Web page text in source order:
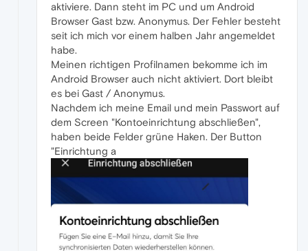
aktiviere. Dann steht im PC und um Android
Browser Gast bzw. Anonymus. Der Fehler besteht
seit ich mich vor einem halben Jahr angemeldet
habe.
Meinen richtigen Profilnamen bekomme ich im
Android Browser auch nicht aktiviert. Dort bleibt
es bei Gast / Anonymus.
Nachdem ich meine Email und mein Passwort auf
dem Screen "Kontoeinrichtung abschließen",
haben beide Felder grüne Haken. Der Button
"Einrichtung a